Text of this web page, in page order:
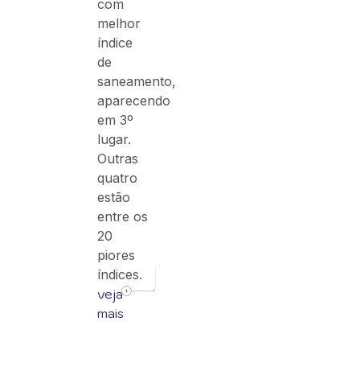
com
melhor
índice
de
saneamento,
aparecendo
em 3º
lugar.
Outras
quatro
estão
entre os
20
piores
índices.
veja
mais